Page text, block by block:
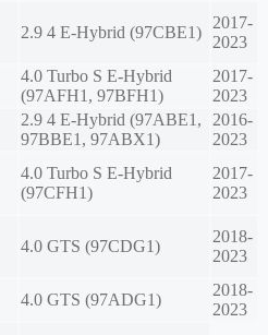
2.9 4 E-Hybrid (97CBE1)
2017-
2023
4.0 Turbo S E-Hybrid
(97AFH1, 97BFH1)
2017-
2023
2.9 4 E-Hybrid (97ABE1,
97BBE1, 97ABX1)
2016-
2023
4.0 Turbo S E-Hybrid
(97CFH1)
2017-
2023
4.0 GTS (97CDG1)
2018-
2023
4.0 GTS (97ADG1)
2018-
2023